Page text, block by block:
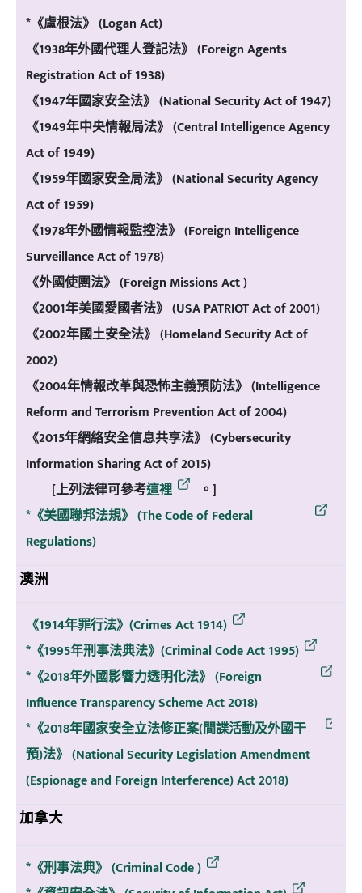
*《盧根法》 (Logan Act)
《1938年外國代理人登記法》 (Foreign Agents
Registration Act of 1938)
《1947年國家安全法》 (National Security Act of 1947)
《1949年中央情報局法》 (Central Intelligence Agency
Act of 1949)
《1959年國家安全局法》 (National Security Agency
Act of 1959)
《1978年外國情報監控法》 (Foreign Intelligence
Surveillance Act of 1978)
《外國使團法》 (Foreign Missions Act )
《2001年美國愛國者法》 (USA PATRIOT Act of 2001)
《2002年國土安全法》 (Homeland Security Act of
2002)
《2004年情報改革與恐怖主義預防法》 (Intelligence
Reform and Terrorism Prevention Act of 2004)
《2015年網絡安全信息共享法》 (Cybersecurity
Information Sharing Act of 2015)
[上列法律可參考這裡
。]
*《美國聯邦法規》 (The Code of Federal
Regulations)
澳洲
《1914年罪行法》(Crimes Act 1914)
*《1995年刑事法典法》(Criminal Code Act 1995)
*《2018年外國影響力透明化法》 (Foreign
Influence Transparency Scheme Act 2018)
*《2018年國家安全立法修正案(間諜活動及外國干
預)法》 (National Security Legislation Amendment
(Espionage and Foreign Interference) Act 2018)
加拿大
*《刑事法典》 (Criminal Code )